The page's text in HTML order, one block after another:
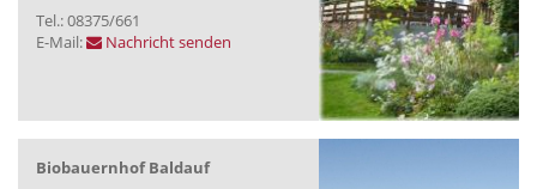
Tel.: 08375/661
E-Mail:
Nachricht senden
Biobauernhof Baldauf